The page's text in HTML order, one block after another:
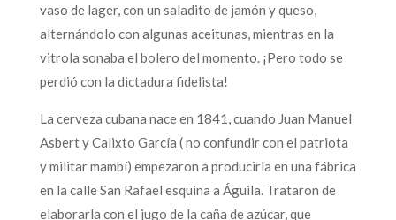
vaso de lager, con un saladito de jamón y queso,
alternándolo con algunas aceitunas, mientras en la
vitrola sonaba el bolero del momento. ¡Pero todo se
perdió con la dictadura fidelista!
La cerveza cubana nace en 1841, cuando Juan Manuel
Asbert y Calixto García ( no confundir con el patriota
y militar mambí) empezaron a producirla en una fábrica
en la calle San Rafael esquina a Águila. Trataron de
elaborarla con el jugo de la caña de azúcar, que